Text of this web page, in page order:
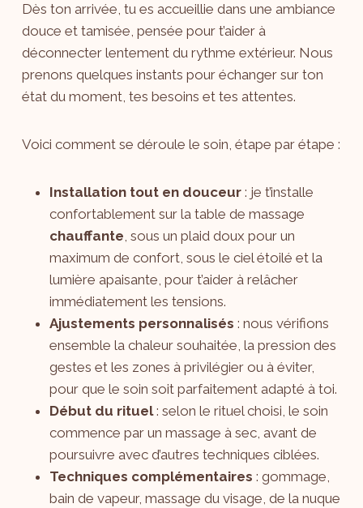
Dès ton arrivée, tu es accueillie dans une ambiance
douce et tamisée, pensée pour t’aider à
déconnecter lentement du rythme extérieur. Nous
prenons quelques instants pour échanger sur ton
état du moment, tes besoins et tes attentes.
Voici comment se déroule le soin, étape par étape :
Installation tout en douceur: je t’installe
confortablement sur la table de massage
chauffante, sous un plaid doux pour un
maximum de confort, sous le ciel étoilé et la
lumière apaisante, pour t’aider à relâcher
immédiatement les tensions.
Ajustements personnalisés : nous vérifions
ensemble la chaleur souhaitée, la pression des
gestes et les zones à privilégier ou à éviter,
pour que le soin soit parfaitement adapté à toi.
Début du rituel: selon le rituel choisi, le soin
commence par un massage à sec, avant de
poursuivre avec d’autres techniques ciblées.
Techniques complémentaires : gommage,
bain de vapeur, massage du visage, de la nuque